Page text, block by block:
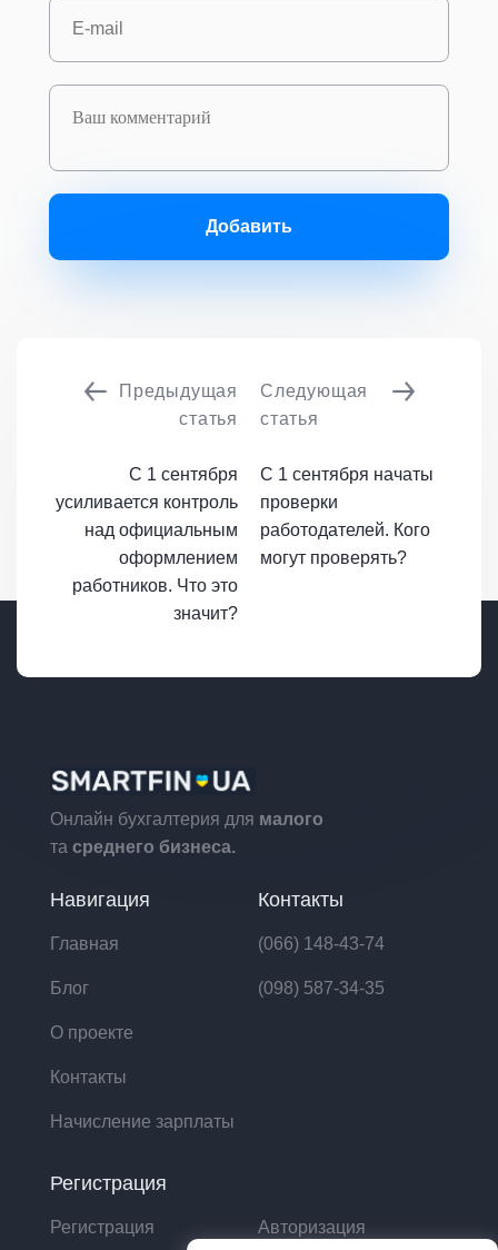
Добавить
Предыдущая
статья
С 1 сентября
усиливается контроль
над официальным
оформлением
работников. Что это
значит?
Следующая
статья
С 1 сентября начаты
проверки
работодателей. Кого
могут проверять?
Онлайн бухгалтерия для малого
та среднего бизнеса.
Навигация
Главная
Блог
О проекте
Контакты
Начисление зарплаты
Контакты
(066) 148-43-74
(098) 587-34-35
Регистрация
Регистрация Авторизация